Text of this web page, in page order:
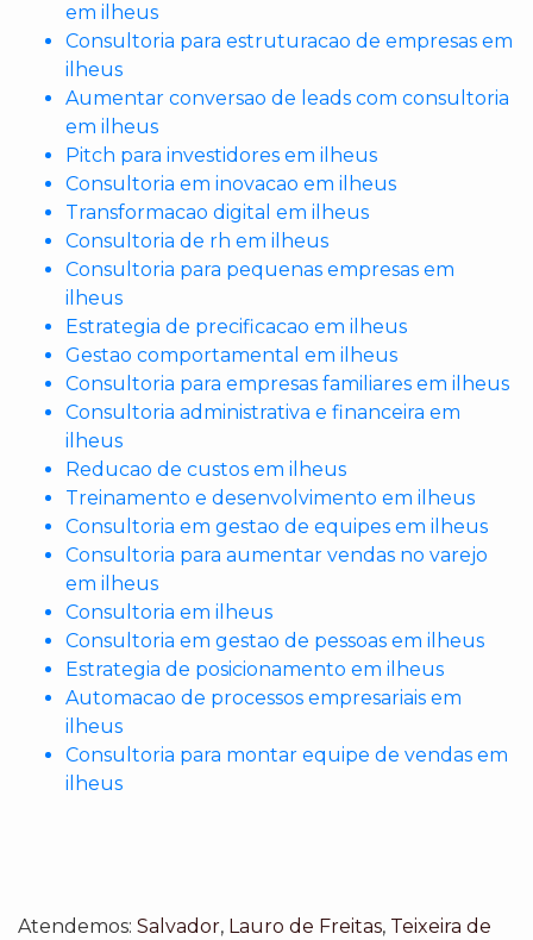
em ilheus
Consultoria para estruturacao de empresas em
ilheus
Aumentar conversao de leads com consultoria
em ilheus
Pitch para investidores em ilheus
Consultoria em inovacao em ilheus
Transformacao digital em ilheus
Consultoria de rh em ilheus
Consultoria para pequenas empresas em
ilheus
Estrategia de precificacao em ilheus
Gestao comportamental em ilheus
Consultoria para empresas familiares em ilheus
Consultoria administrativa e financeira em
ilheus
Reducao de custos em ilheus
Treinamento e desenvolvimento em ilheus
Consultoria em gestao de equipes em ilheus
Consultoria para aumentar vendas no varejo
em ilheus
Consultoria em ilheus
Consultoria em gestao de pessoas em ilheus
Estrategia de posicionamento em ilheus
Automacao de processos empresariais em
ilheus
Consultoria para montar equipe de vendas em
ilheus
Atendemos: Salvador, Lauro de Freitas, Teixeira de